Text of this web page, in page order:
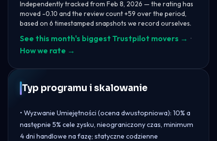
Independently tracked from Feb 8, 2026 — the rating has
moved -0.10 and the review count +59 over the period,
based on 6 timestamped snapshots we record ourselves.
See this month's biggest Trustpilot movers → ·
How we rate →
Typ programu i skalowanie
• Wyzwanie Umiejętności (ocena dwustopniowa): 10% a
następnie 5% cele zysku, nieograniczony czas, minimum
4 dni handlowe na fazę; statyczne codzienne